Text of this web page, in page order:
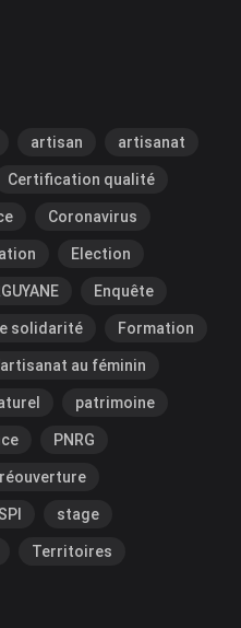
artisan artisanat
Certification qualité
Coronavirus
Election
Enquête
solidarité Formation
au féminin
patrimoine
PNRG
réouverture
stage
Territoires